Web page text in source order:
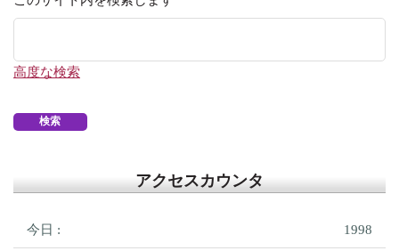
高度な検索
アクセスカウンタ
今日 : 1998